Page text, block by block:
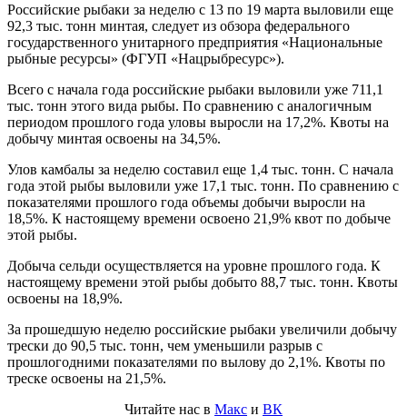
Российские рыбаки за неделю с 13 по 19 марта выловили еще
92,3 тыс. тонн минтая, следует из обзора федерального
государственного унитарного предприятия «Национальные
рыбные ресурсы» (ФГУП «Нацрыбресурс»).
Всего с начала года российские рыбаки выловили уже 711,1
тыс. тонн этого вида рыбы. По сравнению с аналогичным
периодом прошлого года уловы выросли на 17,2%. Квоты на
добычу минтая освоены на 34,5%.
Улов камбалы за неделю составил еще 1,4 тыс. тонн. С начала
года этой рыбы выловили уже 17,1 тыс. тонн. По сравнению с
показателями прошлого года объемы добычи выросли на
18,5%. К настоящему времени освоено 21,9% квот по добыче
этой рыбы.
Добыча сельди осуществляется на уровне прошлого года. К
настоящему времени этой рыбы добыто 88,7 тыс. тонн. Квоты
освоены на 18,9%.
За прошедшую неделю российские рыбаки увеличили добычу
трески до 90,5 тыс. тонн, чем уменьшили разрыв с
прошлогодними показателями по вылову до 2,1%. Квоты по
треске освоены на 21,5%.
Читайте нас в Макс и ВК